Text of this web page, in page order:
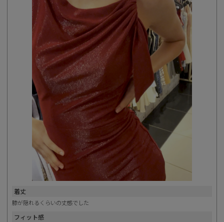
着丈
膝が隠れるくらいの丈感でした
フィット感